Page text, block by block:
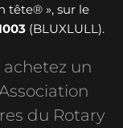
tête® », sur le
(BLUXLULL).
achetez un
du Rotary